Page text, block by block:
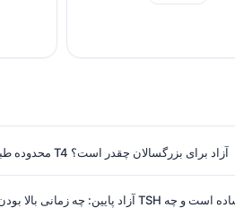
محدوده طبیعی T4 آزاد برای بزرگسالان چقدر است؟